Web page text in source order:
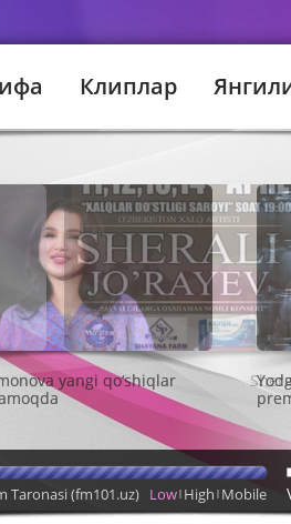
Клиплар
Low High Mobile
Taronasi (fm101.uz)